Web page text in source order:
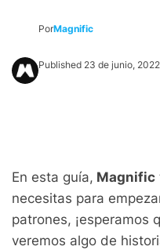
PorMagnific
Published 23 de junio, 2022
En esta guía, Magnific
necesitas para
patrones, ¡esperamos
veremos algo de